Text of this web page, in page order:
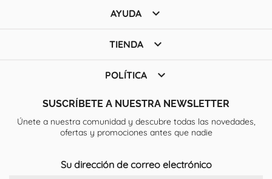
AYUDA 
TIENDA 
POLÍTICA 
SUSCRÍBETE A NUESTRA NEWSLETTER
Únete a nuestra comunidad y descubre todas las novedades,
ofertas y promociones antes que nadie
Su dirección de correo electrónico